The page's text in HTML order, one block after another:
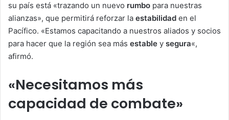
su país está «trazando un nuevo rumbo para nuestras
alianzas», que permitirá reforzar la estabilidad en el
Pacífico. «Estamos capacitando a nuestros aliados y socios
para hacer que la región sea más estable y segura«,
afirmó.
«Necesitamos más
capacidad de combate»